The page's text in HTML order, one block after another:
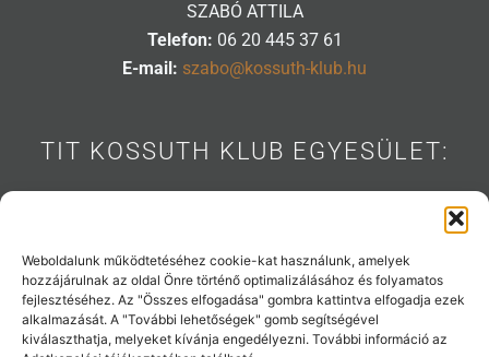
Weboldalunk működtetéséhez cookie-kat használunk, amelyek
hozzájárulnak az oldal Önre történő optimalizálásához és folyamatos
fejlesztéséhez. Az "Összes elfogadása" gombra kattintva elfogadja ezek
alkalmazását. A "További lehetőségek" gomb segítségével
kiválaszthatja, melyeket kívánja engedélyezni. További információ az
SZABÓ ATTILA
Telefon: 06 20 445 37 61
E-mail: szabo@kossuth-klub.hu
TIT KOSSUTH KLUB EGYESÜLET:
E-mail: info@kossuth-klub.hu
Támogatóink: